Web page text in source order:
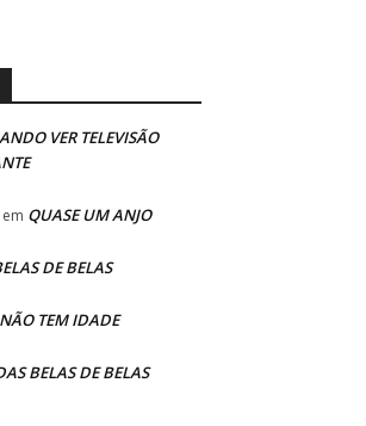
VER TELEVISÃO
em QUASE UM ANJO
DE BELAS
TEM IDADE
BELAS DE BELAS